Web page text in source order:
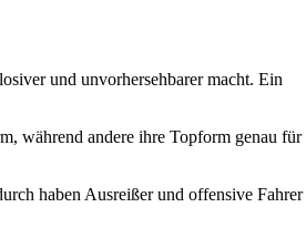
und unvorhersehbarer macht. Ein
während andere ihre Topform genau für
haben Ausreißer und offensive Fahrer